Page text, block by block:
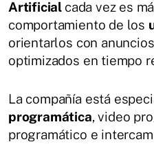
Artificial cada vez es
comportamiento de los
orientarlos con
optimizados en tiempo
La compañía está
programática, video
programático e